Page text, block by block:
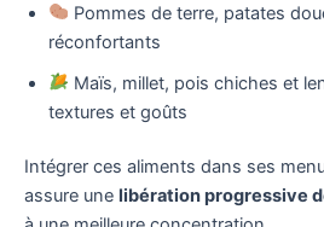
Pommes de terre, patates
réconfortants
Maïs, millet, pois chiches et
textures et goûts
Intégrer ces aliments dans ses
assure une libération progressive